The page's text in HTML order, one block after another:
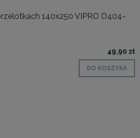
140x250 VIPRO D404-
49,90 zł
DO KOSZYKA